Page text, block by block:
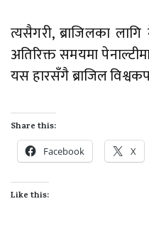
त्यसैगरी, ब्राजिलका
अतिरिक्त समयमा
यस हारसँगै ब्राजिल
Share this:
Facebook X
Like this: